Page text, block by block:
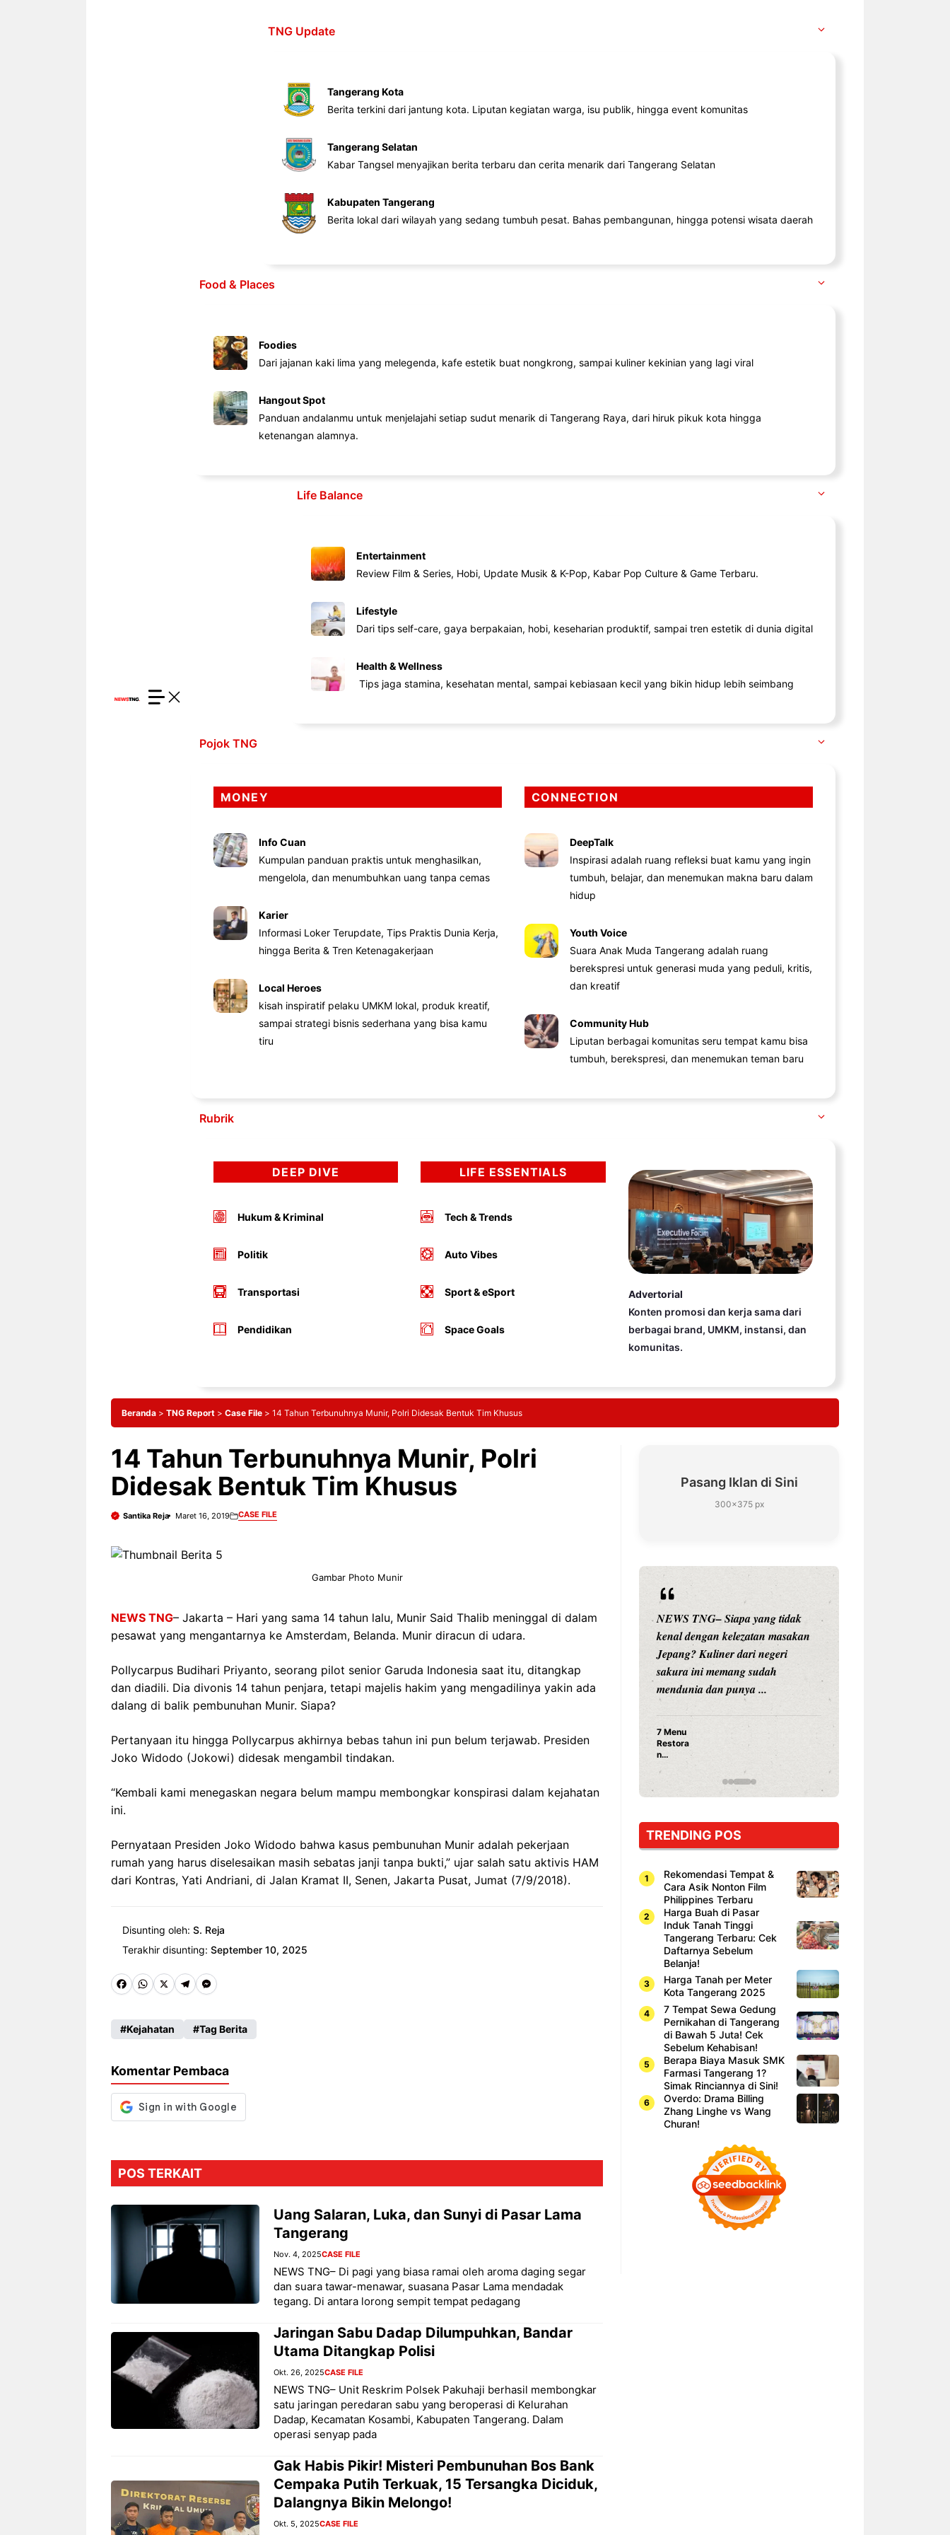
TNG Update
Tangerang Kota
Berita terkini dari jantung kota. Liputan kegiatan warga, isu publik, hingga event komunitas
Tangerang Selatan
Kabar Tangsel menyajikan berita terbaru dan cerita menarik dari Tangerang Selatan
Kabupaten Tangerang
Berita lokal dari wilayah yang sedang tumbuh pesat. Bahas pembangunan, hingga potensi wisata daerah
Food & Places
Foodies
Dari jajanan kaki lima yang melegenda, kafe estetik buat nongkrong, sampai kuliner kekinian yang lagi viral
Hangout Spot
Panduan andalanmu untuk menjelajahi setiap sudut menarik di Tangerang Raya, dari hiruk pikuk kota hingga
ketenangan alamnya.
Life Balance
Entertainment
Review Film & Series, Hobi, Update Musik & K-Pop, Kabar Pop Culture & Game Terbaru.
Lifestyle
Dari tips self-care, gaya berpakaian, hobi, keseharian produktif, sampai tren estetik di dunia digital
Health & Wellness
Tips jaga stamina, kesehatan mental, sampai kebiasaan kecil yang bikin hidup lebih seimbang
Pojok TNG
MONEY
Info Cuan
Kumpulan panduan praktis untuk menghasilkan,
mengelola, dan menumbuhkan uang tanpa cemas
Karier
Informasi Loker Terupdate, Tips Praktis Dunia Kerja,
hingga Berita & Tren Ketenagakerjaan
Local Heroes
kisah inspiratif pelaku UMKM lokal, produk kreatif,
sampai strategi bisnis sederhana yang bisa kamu
tiru
CONNECTION
DeepTalk
Inspirasi adalah ruang refleksi buat kamu yang ingin
tumbuh, belajar, dan menemukan makna baru dalam
hidup
Youth Voice
Suara Anak Muda Tangerang adalah ruang
berekspresi untuk generasi muda yang peduli, kritis,
dan kreatif
Community Hub
Liputan berbagai komunitas seru tempat kamu bisa
tumbuh, berekspresi, dan menemukan teman baru
Rubrik
DEEP DIVE
Hukum & Kriminal
Politik
Transportasi
Pendidikan
LIFE ESSENTIALS
Tech & Trends
Auto Vibes
Sport & eSport
Space Goals
Advertorial
Konten promosi dan kerja sama dari
berbagai brand, UMKM, instansi, dan
komunitas.
Beranda > TNG Report > Case File > 14 Tahun Terbunuhnya Munir, Polri Didesak Bentuk Tim Khusus
14 Tahun Terbunuhnya Munir, Polri
Didesak Bentuk Tim Khusus
Santika Reja Maret 16, 2019 CASE FILE
Gambar Photo Munir
NEWS TNG– Jakarta – Hari yang sama 14 tahun lalu, Munir Said Thalib meninggal di dalam
pesawat yang mengantarnya ke Amsterdam, Belanda. Munir diracun di udara.
Pollycarpus Budihari Priyanto, seorang pilot senior Garuda Indonesia saat itu, ditangkap
dan diadili. Dia divonis 14 tahun penjara, tetapi majelis hakim yang mengadilinya yakin ada
dalang di balik pembunuhan Munir. Siapa?
Pertanyaan itu hingga Pollycarpus akhirnya bebas tahun ini pun belum terjawab. Presiden
Joko Widodo (Jokowi) didesak mengambil tindakan.
“Kembali kami menegaskan negara belum mampu membongkar konspirasi dalam kejahatan
ini.
Pernyataan Presiden Joko Widodo bahwa kasus pembunuhan Munir adalah pekerjaan
rumah yang harus diselesaikan masih sebatas janji tanpa bukti,” ujar salah satu aktivis HAM
dari Kontras, Yati Andriani, di Jalan Kramat II, Senen, Jakarta Pusat, Jumat (7/9/2018).
Disunting oleh: S. Reja
Terakhir disunting: September 10, 2025
Fa
b
o
k
W
ts
p
p
X
Te
m
M
se
g
er
Kejahatan Tag Berita
Komentar Pembaca
POS TERKAIT
Uang Salaran, Luka, dan Sunyi di Pasar Lama
Tangerang
Nov. 4, 2025CASE FILE
NEWS TNG– Di pagi yang biasa ramai oleh aroma daging segar
dan suara tawar-menawar, suasana Pasar Lama mendadak
tegang. Di antara lorong sempit tempat pedagang
Jaringan Sabu Dadap Dilumpuhkan, Bandar
Utama Ditangkap Polisi
Okt. 26, 2025CASE FILE
NEWS TNG– Unit Reskrim Polsek Pakuhaji berhasil membongkar
satu jaringan peredaran sabu yang beroperasi di Kelurahan
Dadap, Kecamatan Kosambi, Kabupaten Tangerang. Dalam
operasi senyap pada
Gak Habis Pikir! Misteri Pembunuhan Bos Bank
Cempaka Putih Terkuak, 15 Tersangka Diciduk,
Dalangnya Bikin Melongo!
Okt. 5, 2025CASE FILE
Pasang Iklan di Sini
300×375 px
NEWS TNG– Siapa sangka, dua
nama besar di dunia hiburan,
Prasetyo, kini merambah dunia
kuliner dengan ...
Prasetyo Buka Restoran
Ayam Panggang! Cuma Rp
15 Ribu, Resep Rahasia
NEWS TNG– Bandung –
Menyambut pergantian tahun
Kakkoii All You Can Eat Bandung
menghadirkan ...
Bandung Hadirkan Pesta All
You Can Eat Mulai Rp
145.000
NEWS TNG– Pernah gak sih
kamu mulai ngerjain sesuatu cuma
jadi peluang bisnis yang
menguntungkan? ...
TUM_ATUL yang Ubah
NEWS TNG– Siapa yang tidak
kenal dengan kelezatan masakan
Jepang? Kuliner dari negeri
sakura ini memang sudah
mendunia dan punya ...
7 Menu
Restora
n
yang
Dicoba,
Cuma
Sushi!
TRENDING POS
Rekomendasi Tempat &
Cara Asik Nonton Film
Philippines Terbaru
Harga Buah di Pasar
Induk Tanah Tinggi
Tangerang Terbaru: Cek
Daftarnya Sebelum
Belanja!
Harga Tanah per Meter
Kota Tangerang 2025
7 Tempat Sewa Gedung
Pernikahan di Tangerang
di Bawah 5 Juta! Cek
Sebelum Kehabisan!
Berapa Biaya Masuk SMK
Farmasi Tangerang 1?
Simak Rinciannya di Sini!
Overdo: Drama Billing
Zhang Linghe vs Wang
Churan!